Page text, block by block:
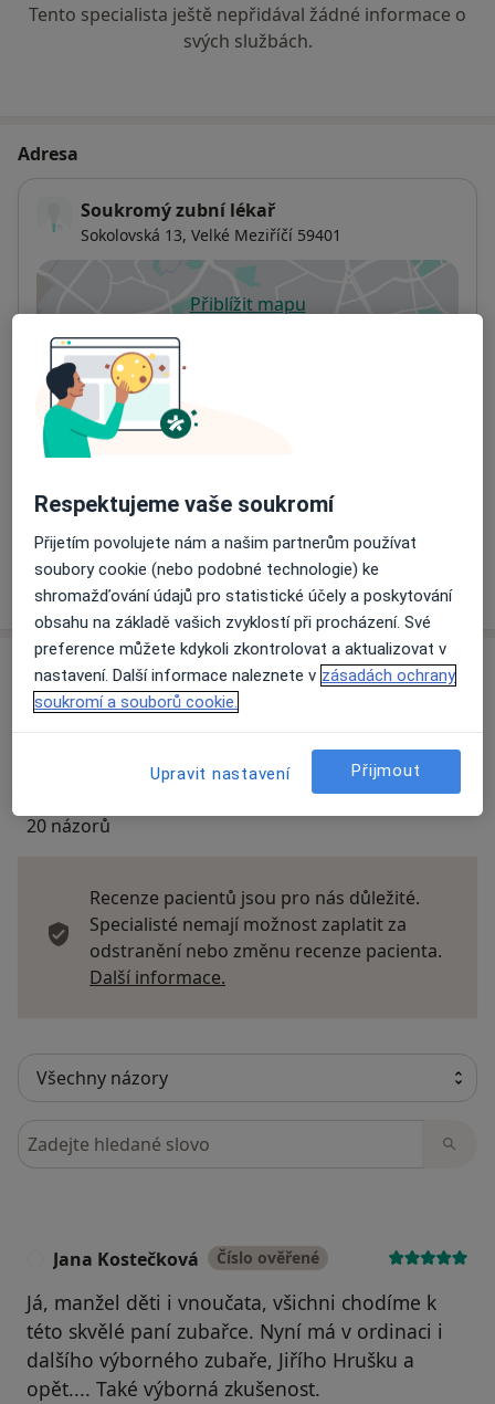
Tento specialista ještě nepřidával žádné informace o
svých službách.
Adresa
Soukromý zubní lékař
Sokolovská 13, Velké Meziříčí 59401
Přiblížit mapuse otevře v nové záložce
Dostupnost
Na této adrese online kalendář není aktivní
Co mám v takové situaci udělat?
Způsoby platby (soukromé návštěvy)
Na teto adrese lékař přijímá pacienty na pojišťovnu
Detaily
Víceo adrese
Názory
20 názorů
Recenze pacientů jsou pro nás důležité.
Specialisté nemají možnost zaplatit za
odstranění nebo změnu recenze pacienta.
Další informace.
Hledejte v názorech
Jana Kostečková Číslo ověřené
Já, manžel děti i vnoučata, všichni chodíme k
této skvělé paní zubařce. Nyní má v ordinaci i
dalšího výborného zubaře, Jiřího Hrušku a
opět.... Také výborná zkušenost.
Respektujeme vaše soukromí
Přijetím povolujete nám a našim partnerům používat
soubory cookie (nebo podobné technologie) ke
shromažďování údajů pro statistické účely a poskytování
obsahu na základě vašich zvyklostí při procházení. Své
preference můžete kdykoli zkontrolovat a aktualizovat v
nastavení. Další informace naleznete v zásadách ochrany
soukromí a souborů cookie.
Upravit nastavení Přijmout